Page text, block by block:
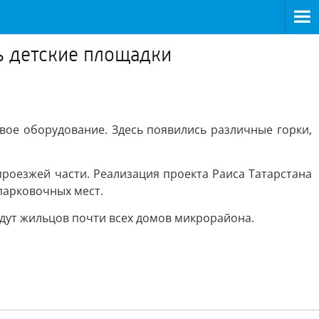
детские площадки
оборудование. Здесь появились различные горки,
части. Реализация проекта Раиса Татарстана
мест.
жильцов почти всех домов микрорайона.